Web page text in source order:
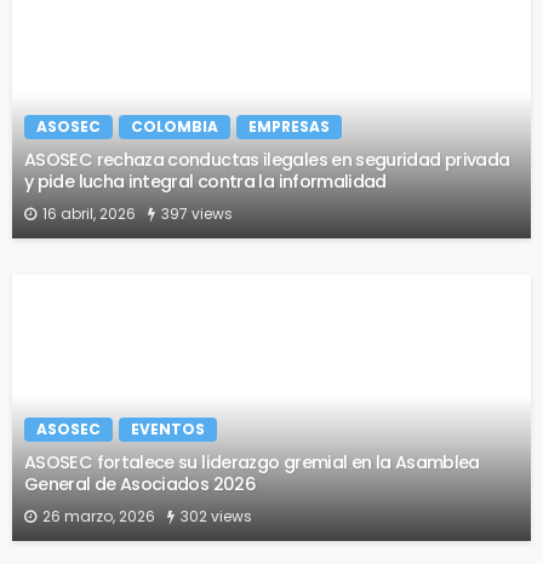
ASOSEC COLOMBIA EMPRESAS
ASOSEC rechaza conductas ilegales en seguridad privada
y pide lucha integral contra la informalidad
16 abril, 2026 397 views
ASOSEC EVENTOS
ASOSEC fortalece su liderazgo gremial en la Asamblea
General de Asociados 2026
26 marzo, 2026 302 views